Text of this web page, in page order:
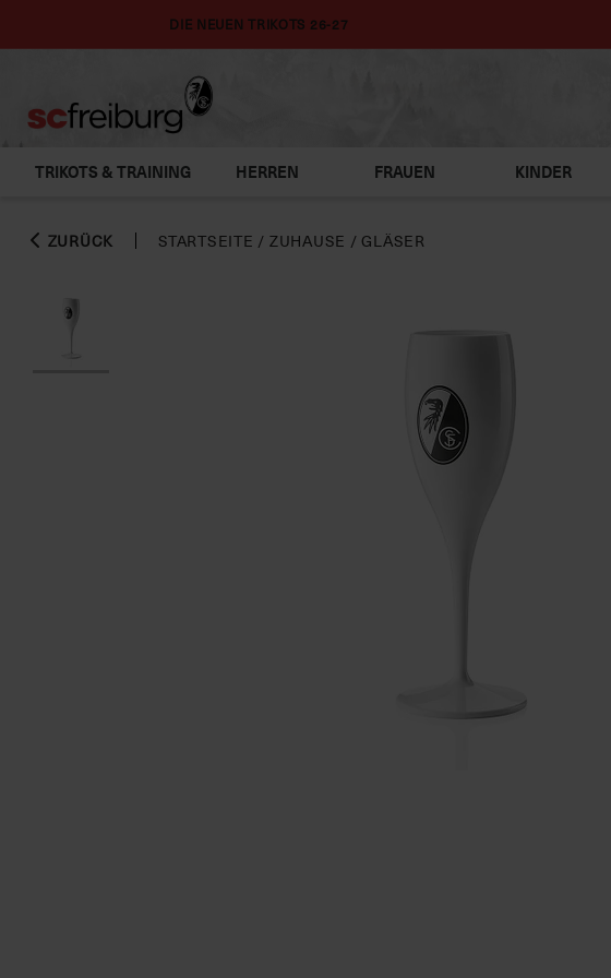
DIE NEUEN TRIKOTS 26-27
TRIKOTS & TRAINING HERREN FRAUEN KINDER
ZURÜCK STARTSEITE / ZUHAUSE / GLÄSER